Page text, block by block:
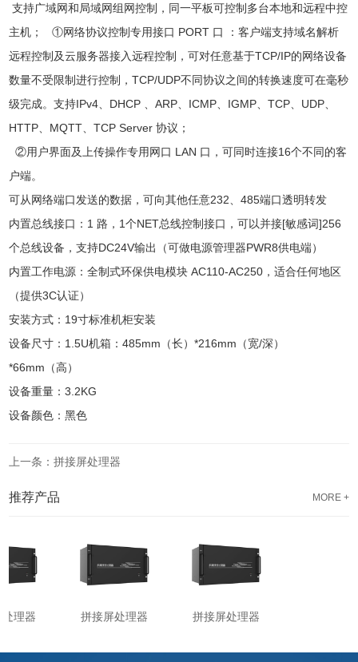
支持广域网和局域网组网控制，同一平板可控制多台本地和远程中控
主机； ①网络协议控制专用接口 PORT 口 ：客户端支持域名解析
远程控制及云服务器接入远程控制，可对任意基于TCP/IP的网络设备
数量不受限制进行控制，TCP/UDP不同协议之间的转换速度可在毫秒
级完成。支持IPv4、DHCP 、ARP、ICMP、IGMP、TCP、UDP、
HTTP、MQTT、TCP Server 协议；
②用户界面及上传操作专用网口 LAN 口，可同时连接16个不同的客
户端。
可从网络端口发送的数据，可向其他任意232、485端口透明转发
内置总线接口：1 路，1个NET总线控制接口，可以并接[敏感词]256
个总线设备，支持DC24V输出（可做电源管理器PWR8供电端）
内置工作电源：全制式环保供电模块 AC110-AC250，适合任何地区
（提供3C认证）
安装方式：19寸标准机柜安装
设备尺寸：1.5U机箱：485mm（长）*216mm（宽/深）
*66mm（高）
设备重量：3.2KG
设备颜色：黑色
上一条：拼接屏处理器
推荐产品 MORE +
器 拼接屏处理器 拼接屏处理器